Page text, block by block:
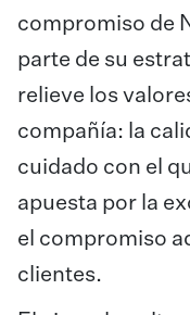
compromiso de
parte de su
relieve los
compañía: la
cuidado con el
apuesta por la
el compromiso
clientes.